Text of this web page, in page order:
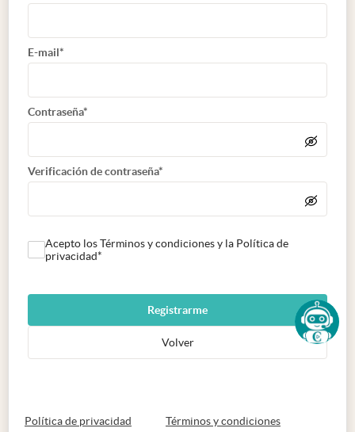
E-mail*
Contraseña*
Verificación de contraseña*
Acepto los Términos y condiciones y la Política de
privacidad*
Registrarme
Volver
Política de privacidad abre en nueva pestaña
Términos y condicionesabre en nueva